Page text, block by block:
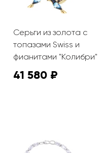
Серьги из золота с
топазами Swiss и
фианитами "Колибри"
41 580 ₽